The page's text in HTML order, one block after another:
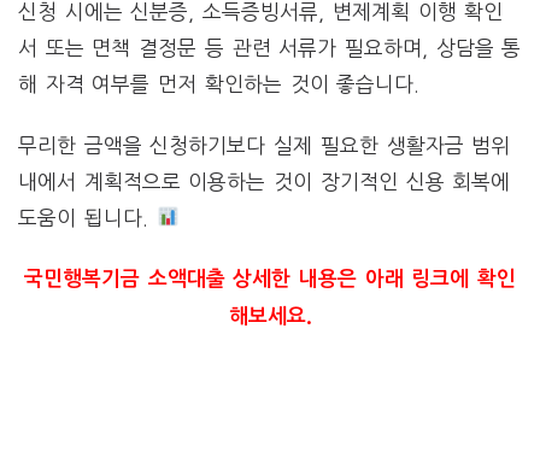
신청 시에는 신분증, 소득증빙서류, 변제계획 이행 확인
서 또는 면책 결정문 등 관련 서류가 필요하며, 상담을 통
해 자격 여부를 먼저 확인하는 것이 좋습니다.
무리한 금액을 신청하기보다 실제 필요한 생활자금 범위
내에서 계획적으로 이용하는 것이 장기적인 신용 회복에
도움이 됩니다.
국민행복기금 소액대출 상세한 내용은 아래 링크에 확인
해보세요.